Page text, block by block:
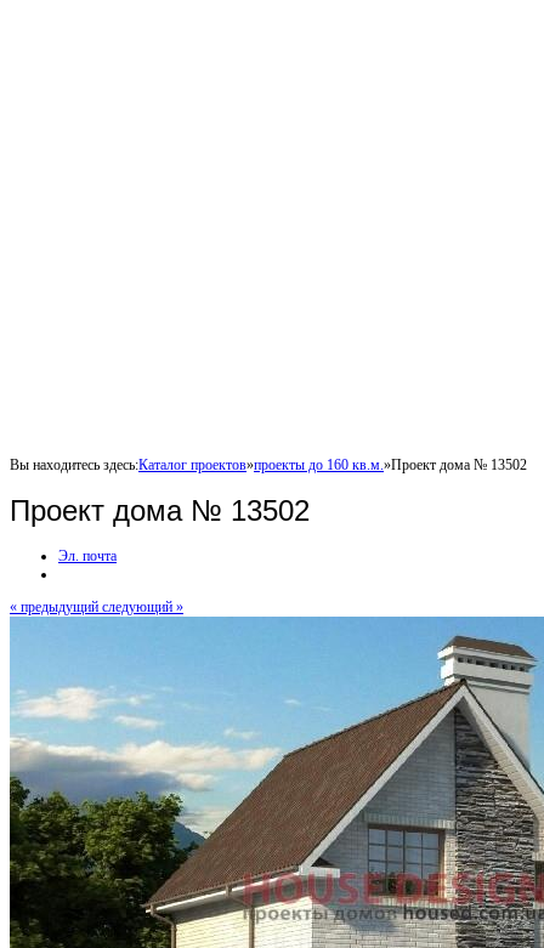
Вы находитесь здесь:Каталог проектов»проекты до 160 кв.м. »Проект дома № 13502
Проект дома № 13502
Эл. почта
« предыдущий следующий »